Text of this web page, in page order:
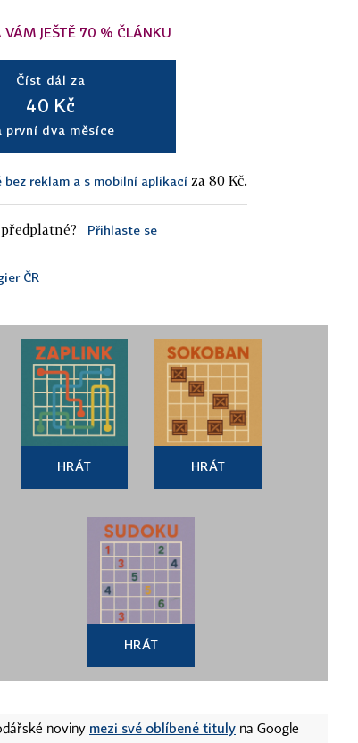
VÁM JEŠTĚ 70 % ČLÁNKU
Číst dál za
40 Kč
první dva měsíce
bez reklam a s mobilní aplikací za 80 Kč.
Přihlaste se
ČR
HRÁT HRÁT
HRÁT
noviny mezi své oblíbené tituly na Google